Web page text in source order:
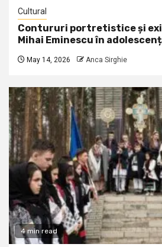
Cultural
Contururi portretistice și
Mihai Eminescu în
May 14, 2026 Anca Sirghie
4 min read